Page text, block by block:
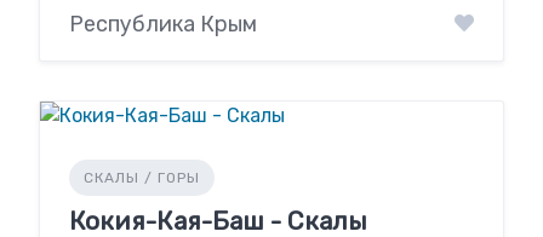
Республика Крым
СКАЛЫ / ГОРЫ
Кокия-Кая-Баш - Скалы